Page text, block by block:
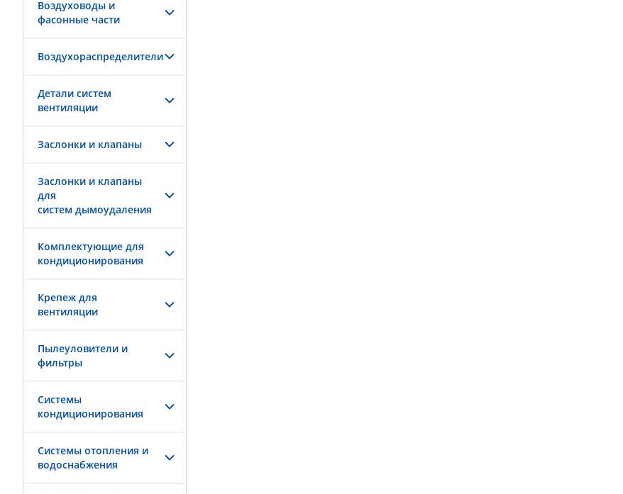
Воздуховоды и
фасонные части
Воздухораспределители
Детали систем
вентиляции
Заслонки и клапаны
Заслонки и клапаны
для
систем дымоудаления
Комплектующие для
кондиционирования
Крепеж для
вентиляции
Пылеуловители и
фильтры
Системы
кондиционирования
Системы отопления и
водоснабжения